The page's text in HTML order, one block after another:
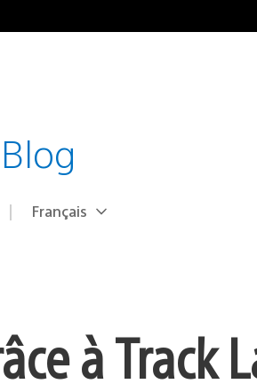
Choisir
Région
Français
à Track